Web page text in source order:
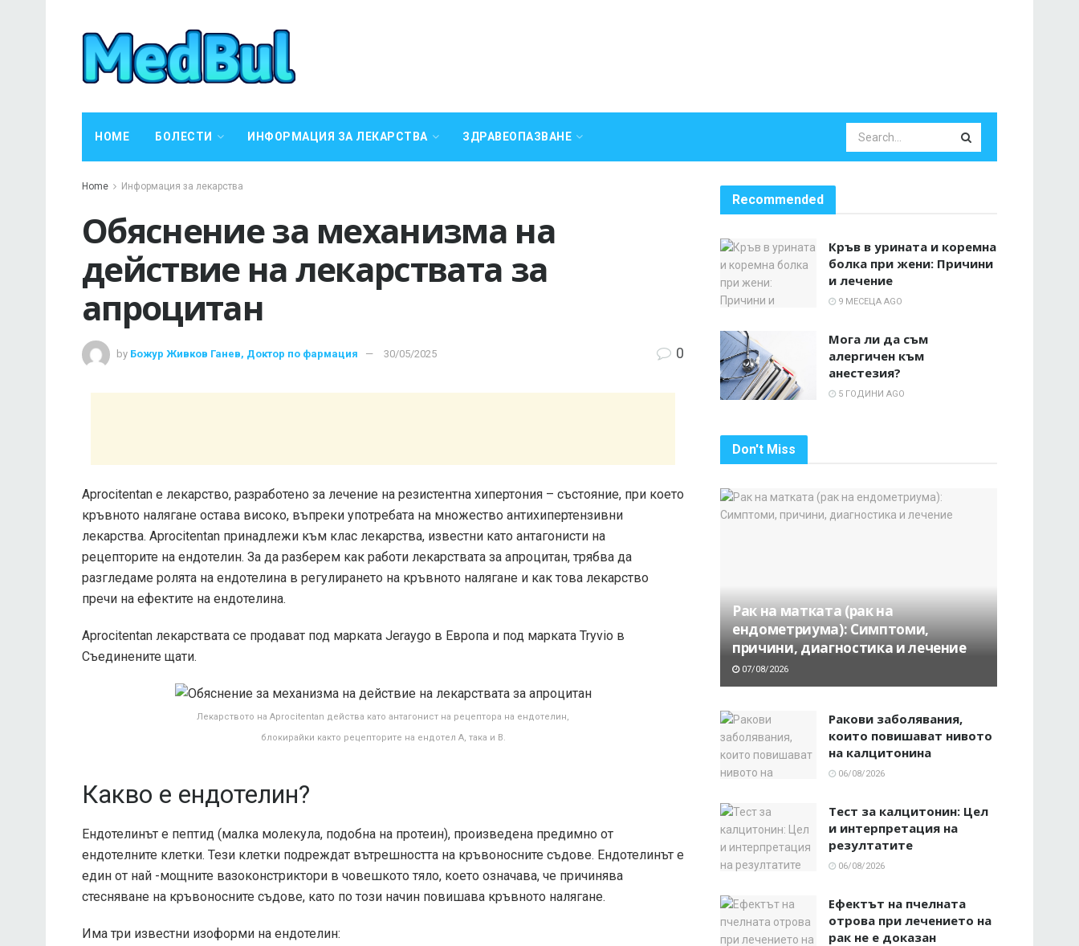
HOME БОЛЕСТИ ИНФОРМАЦИЯ ЗА ЛЕКАРСТВА ЗДРАВЕОПАЗВАНЕ
Home Информация за лекарства
Обяснение за механизма на
действие на лекарствата за
апроцитан
by Божур Живков Ганев, Доктор по фармация 30/05/2025 0
Aprocitentan е лекарство, разработено за лечение на резистентна хипертония – състояние, при което
кръвното налягане остава високо, въпреки употребата на множество антихипертензивни
лекарства. Aprocitentan принадлежи към клас лекарства, известни като антагонисти на
рецепторите на ендотелин. За да разберем как работи лекарствата за апроцитан, трябва да
разгледаме ролята на ендотелина в регулирането на кръвното налягане и как това лекарство
пречи на ефектите на ендотелина.
Aprocitentan лекарствата се продават под марката Jeraygo в Европа и под марката Tryvio в
Съединените щати.
Лекарството на Aprocitentan действа като антагонист на рецептора на ендотелин,
блокирайки както рецепторите на ендотел А, така и В.
Какво е ендотелин?
Ендотелинът е пептид (малка молекула, подобна на протеин), произведена предимно от
ендотелните клетки. Тези клетки подреждат вътрешността на кръвоносните съдове. Ендотелинът е
един от най -мощните вазоконстриктори в човешкото тяло, което означава, че причинява
стесняване на кръвоносните съдове, като по този начин повишава кръвното налягане.
Има три известни изоформи на ендотелин:
Recommended
Кръв в урината и коремна
болка при жени: Причини
и лечение
9 МЕСЕЦА AGO
Мога ли да съм
алергичен към
анестезия?
5 ГОДИНИ AGO
Don't Miss
Рак на матката (рак на
ендометриума): Симптоми,
причини, диагностика и лечение
07/08/2026
Ракови заболявания,
които повишават нивото
на калцитонина
06/08/2026
Тест за калцитонин: Цел
и интерпретация на
резултатите
06/08/2026
Ефектът на пчелната
отрова при лечението на
рак не е доказан